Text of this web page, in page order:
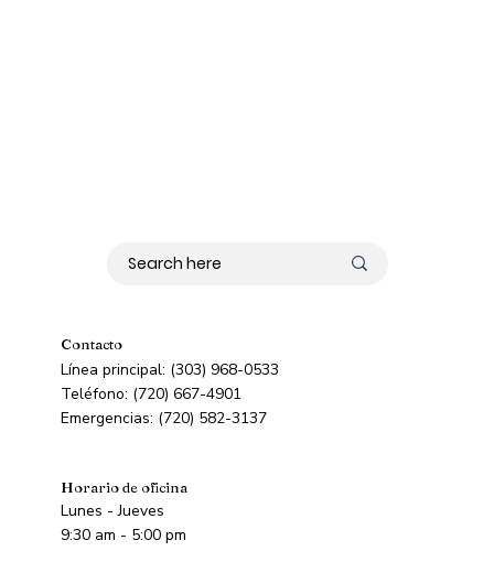
Contacto
Línea principal: (303) 968-0533
Teléfono: (720) 667-4901
Emergencias: (720) 582-3137
Horario de oficina
Lunes - Jueves
9:30 am - 5:00 pm